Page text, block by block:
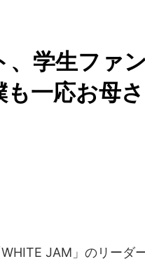
学生ファ
一応お母さ
JAM」のリーダ